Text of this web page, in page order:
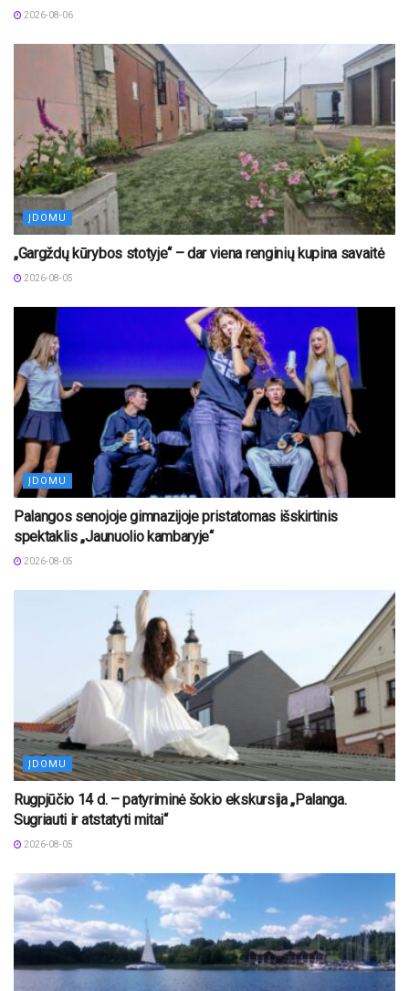
2026-08-06
ĮDOMU
„Gargždų kūrybos stotyje“ – dar viena renginių kupina savaitė
2026-08-05
ĮDOMU
Palangos senojoje gimnazijoje pristatomas išskirtinis
spektaklis „Jaunuolio kambaryje“
2026-08-05
ĮDOMU
Rugpjūčio 14 d. – patyriminė šokio ekskursija „Palanga.
Sugriauti ir atstatyti mitai“
2026-08-05